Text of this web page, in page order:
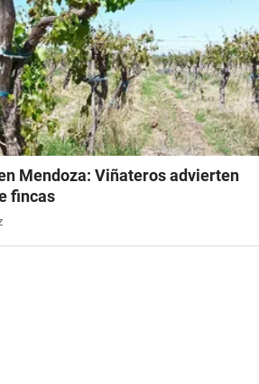
Mendoza: Viñateros advierten
fincas